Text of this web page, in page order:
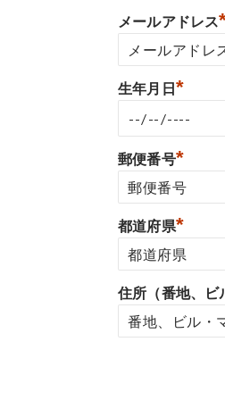
メールアドレス
生年月日 *
郵便番号*
都道府県*
住所（番地、ビ